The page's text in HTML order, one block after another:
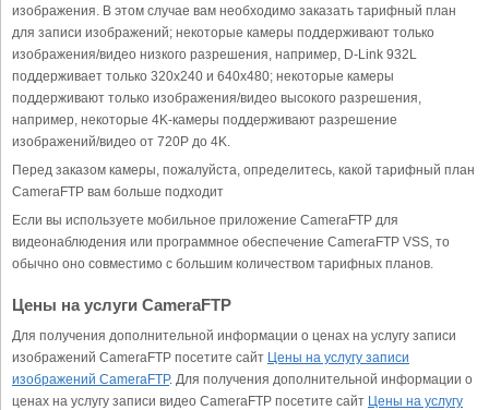
изображения. В этом случае вам необходимо заказать тарифный план
для записи изображений; некоторые камеры поддерживают только
изображения/видео низкого разрешения, например, D-Link 932L
поддерживает только 320x240 и 640x480; некоторые камеры
поддерживают только изображения/видео высокого разрешения,
например, некоторые 4K-камеры поддерживают разрешение
изображений/видео от 720P до 4K.
Перед заказом камеры, пожалуйста, определитесь, какой тарифный план
CameraFTP вам больше подходит
Если вы используете мобильное приложение CameraFTP для
видеонаблюдения или программное обеспечение CameraFTP VSS, то
обычно оно совместимо с большим количеством тарифных планов.
Цены на услуги CameraFTP
Для получения дополнительной информации о ценах на услугу записи
изображений CameraFTP посетите сайт Цены на услугу записи
изображений CameraFTP. Для получения дополнительной информации о
ценах на услугу записи видео CameraFTP посетите сайт Цены на услугу